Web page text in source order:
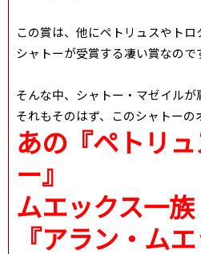
この賞は、他にペトリュスやト
シャトーが受賞する凄い賞なので
そんな中、シャトー・マゼイルが
それもそのはず、このシャトーの
あの『ペトリ
ー』
ムエックス一族
『アラン・ム